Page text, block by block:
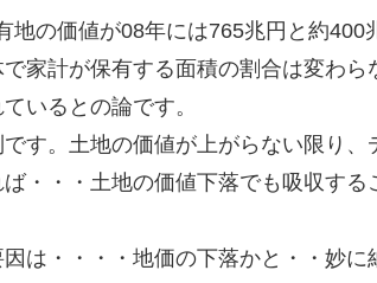
の価値が08年には765兆円と約400
家計が保有する面積の割合は変わ
いるとの論です。
す。土地の価値が上がらない限り、
・・・土地の価値下落でも吸収する
は・・・・地価の下落かと・・妙に